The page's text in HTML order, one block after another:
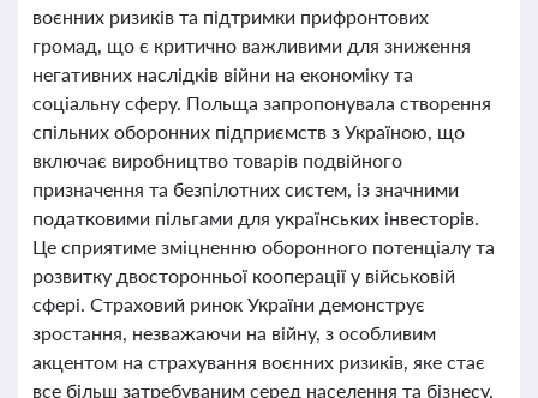
воєнних ризиків та підтримки прифронтових
громад, що є критично важливими для зниження
негативних наслідків війни на економіку та
соціальну сферу. Польща запропонувала створення
спільних оборонних підприємств з Україною, що
включає виробництво товарів подвійного
призначення та безпілотних систем, із значними
податковими пільгами для українських інвесторів.
Це сприятиме зміцненню оборонного потенціалу та
розвитку двосторонньої кооперації у військовій
сфері. Страховий ринок України демонструє
зростання, незважаючи на війну, з особливим
акцентом на страхування воєнних ризиків, яке стає
все більш затребуваним серед населення та бізнесу.